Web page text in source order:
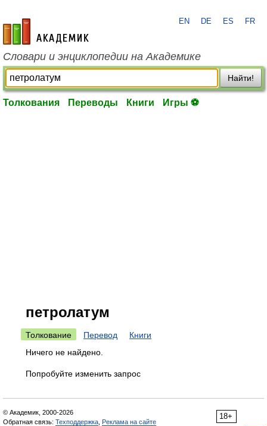
academic.ru
EN DE ES FR
Словари и энциклопедии на Академике
Найти!
Толкования Переводы Книги Игры ⚽
петролатум
Толкование Перевод
Книги
Ничего не найдено.
Попробуйте изменить запрос
18+
© Академик, 2000-2026
Обратная связь: Техподдержка Реклама на сайте